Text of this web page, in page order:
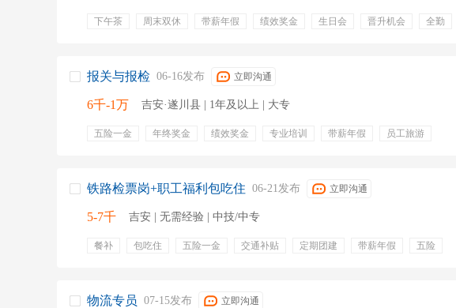
下午茶 周末双休 带薪年假 绩效奖金 生日会 晋升机会
全勤
报关与报检 06-16发布 立即沟通
6千-1万 吉安·遂川县 | 1年及以上 | 大专
五险一金 年终奖金 绩效奖金 专业培训 带薪年假
员工旅游
铁路检票岗+职工福利包吃住 06-21发布 立即沟通
5-7千 吉安 | 无需经验 | 中技/中专
餐补 包吃住 五险一金 交通补贴 定期团建 带薪年假
五险
系统运营维护
票务系统
物流专员 07-15发布 立即沟通